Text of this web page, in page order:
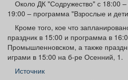
Около ДК "Содружество" с 18:00
19:00 – программа "Взрослые и
Кроме того, кое что
праздник в 15:00 и программа в
Промышленновском, а также
играми в 15:00 на б-ре Осенний, 1.
Источник